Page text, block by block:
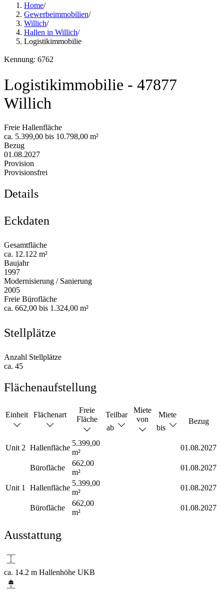
Home/
Gewerbeimmobilien/
Willich/
Hallen in Willich/
Logistikimmobilie
Kennung: 6762
Logistikimmobilie - 47877
Willich
Freie Hallenfläche
ca. 5.399,00 bis 10.798,00 m²
Bezug
01.08.2027
Provision
Provisionsfrei
Details
Eckdaten
Gesamtfläche
ca. 12.122 m²
Baujahr
1997
Modernisierung / Sanierung
2005
Freie Bürofläche
ca. 662,00 bis 1.324,00 m²
Stellplätze
Anzahl Stellplätze
ca. 45
Flächenaufstellung
Einheit Flächenart
Freie
Fläche
Teilbar
ab
Miete
von
Miete
bis
Bezug
Unit 2 Hallenfläche
5.399,00
m²
01.08.2027
Bürofläche
662,00
m²
01.08.2027
Unit 1 Hallenfläche
5.399,00
m²
01.08.2027
Bürofläche
662,00
m²
01.08.2027
Ausstattung
ca. 14.2 m Hallenhöhe UKB